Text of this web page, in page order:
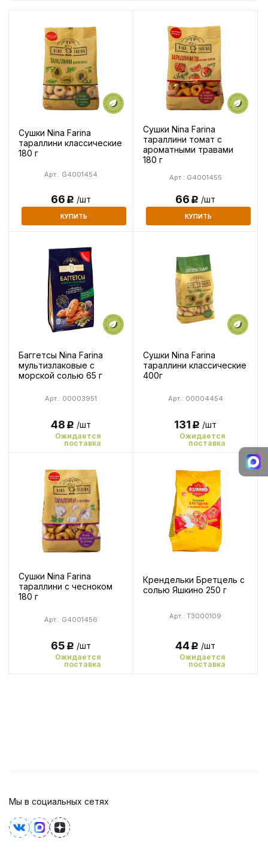
Сушки Nina Farina
тараллини классические
180 г
Арт.: G4001454
66Р /шт
КУПИТЬ
Сушки Nina Farina
тараллини томат с
ароматными травами
180 г
Арт.: G4001455
66Р /шт
КУПИТЬ
Баггетсы Nina Farina
мультизлаковые с
морской солью 65 г
Арт.: 00003951
48Р /шт
Ожидается
поставка
Сушки Nina Farina
тараллини классические
400г
Арт.: 00004454
131Р /шт
Ожидается
поставка
Сушки Nina Farina
тараллини с чесноком
180 г
Арт.: G4001456
65Р /шт
Ожидается
поставка
Крендельки Бретцель с
солью Яшкино 250 г
Арт.: T3000109
44Р /шт
Ожидается
поставка
Мы в социальных сетях